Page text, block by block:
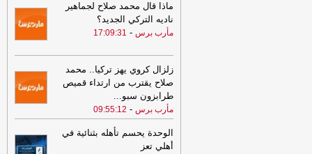
ماذا قال محمد صلاح لجماهير
ناديه التركي الجديد؟
مأرب برس -
17:09:31
زلزال كروي يهز تركيا.. محمد
صلاح يقترب من ارتداء قميص
طرابزون سبو...
مأرب برس -
09:55:12
الوحدة يحسم تأهله بثنائية في
أهلي تعز